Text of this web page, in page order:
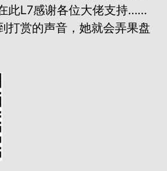
此L7感谢各位大佬支持……
打赏的声音，她就会弄果盘